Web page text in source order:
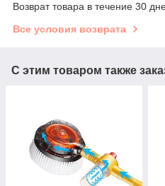
Возврат товара в течение 30
Все условия возврата
С этим товаром также